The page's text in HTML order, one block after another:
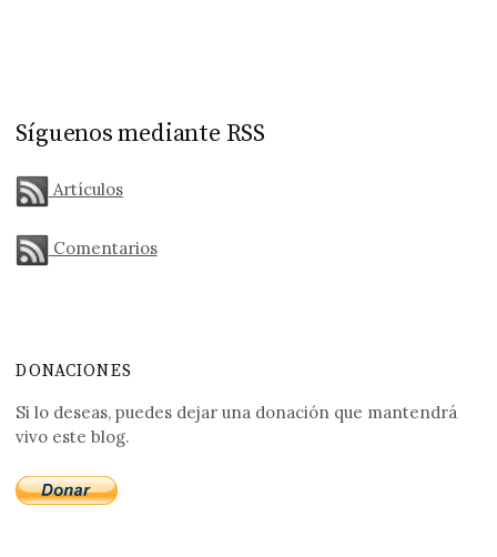
Síguenos mediante RSS
Artículos
Comentarios
DONACIONES
Si lo deseas, puedes dejar una donación que mantendrá
vivo este blog.